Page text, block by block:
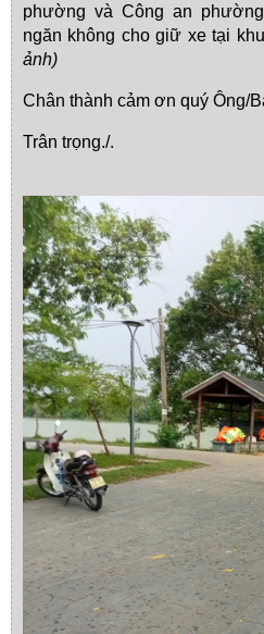
phường và Công an
ngăn không cho giữ xe tại
ảnh)
Chân thành cảm ơn quý Ông/
Trân trọng./.